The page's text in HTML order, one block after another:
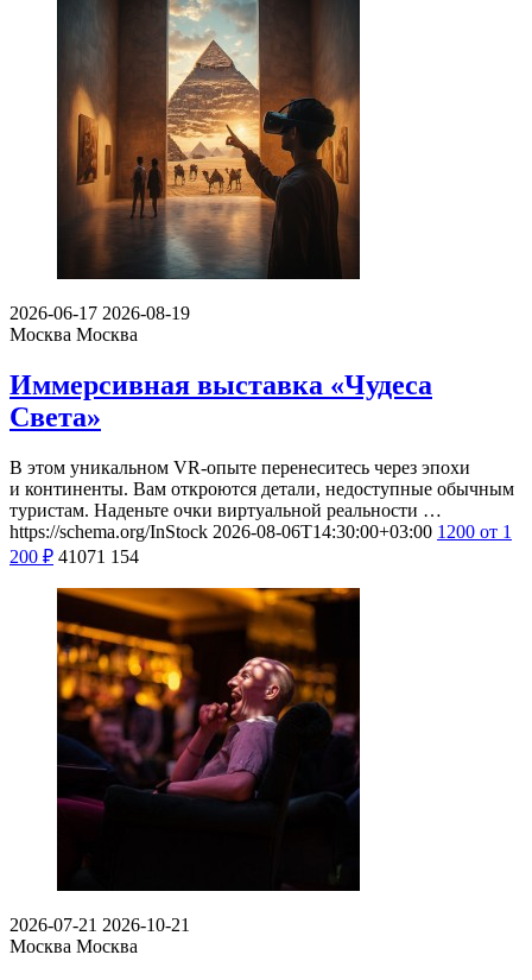
2026-06-17 2026-08-19
Москва Москва
Иммерсивная выставка «Чудеса
Света»
В этом уникальном VR-опыте перенеситесь через эпохи
и континенты. Вам откроются детали, недоступные обычным
туристам. Наденьте очки виртуальной реальности …
https://schema.org/InStock 2026-08-06T14:30:00+03:00 1200 от 1
200 ₽ 41071 154
2026-07-21 2026-10-21
Москва Москва